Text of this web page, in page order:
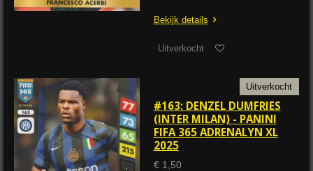
Bekijk details
Uitverkocht
Uitverkocht
#163: DENZEL DUMFRIES
(INTER MILAN) - PANINI
FIFA 365 ADRENALYN XL
2025
€ 1,50